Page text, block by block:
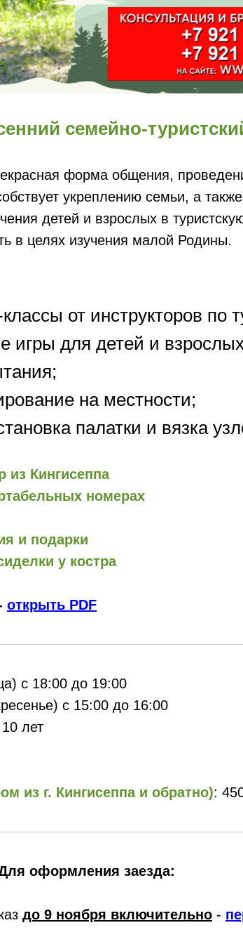
семейно-
форма общения,
укреплению семьи, а
детей и взрослых в
в целях изучения малой Родины.
от инструкторов по
игры для детей и
на местности;
палатки и вязка
из Кингисеппа
номерах
и подарки
у костра
открыть PDF
с 18:00 до 19:00
с 15:00 до 16:00
лет
из г. Кингисеппа и обратно):
оформления заезда:
до 9 ноября включительно -